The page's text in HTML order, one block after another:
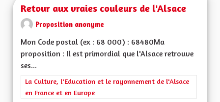
Retour aux vraies couleurs de l'Alsace
Proposition anonyme
Mon Code postal (ex : 68 000) : 68480Ma
proposition : Il est primordial que l'Alsace retrouve
ses...
Filtrer les résultats de la catégorie : La Culture, l'Education et
La Culture, l'Education et le rayonnement de l'Alsace
en France et en Europe